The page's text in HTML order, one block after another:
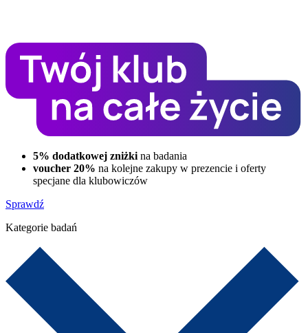
5% dodatkowej zniżki na badania
voucher 20% na kolejne zakupy w prezencie i oferty
specjane dla klubowiczów
Sprawdź
Kategorie badań